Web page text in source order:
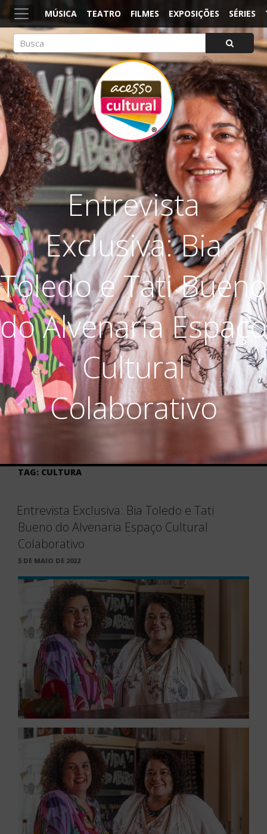
MÚSICA TEATRO FILMES EXPOSIÇÕES SÉRIES
ACESSO CULTURAL
Arte, Cultura Pop e Entretenimento
Entrevista
Exclusiva: Bia
Toledo e Tati Bueno
do Alvenaria Espaço
Cultural
Colaborativo
TAG: CULTURA
Entrevista Exclusiva: Bia Toledo e Tati
Bueno do Alvenaria Espaço Cultural
Colaborativo
PUBLICADO
5 DE MAIO DE 2022